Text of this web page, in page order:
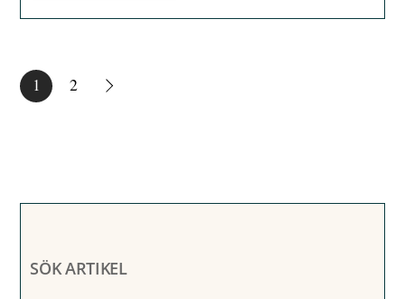
1 2
SÖK ARTIKEL